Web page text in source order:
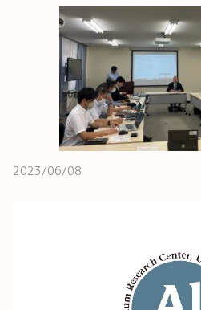
2023/06/08